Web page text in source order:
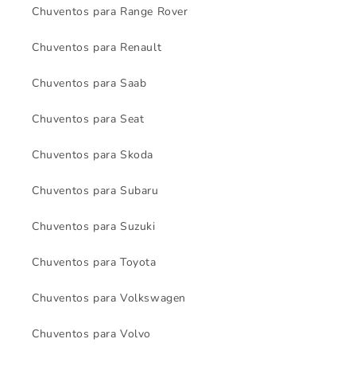
Chuventos para Range Rover
Chuventos para Renault
Chuventos para Saab
Chuventos para Seat
Chuventos para Skoda
Chuventos para Subaru
Chuventos para Suzuki
Chuventos para Toyota
Chuventos para Volkswagen
Chuventos para Volvo